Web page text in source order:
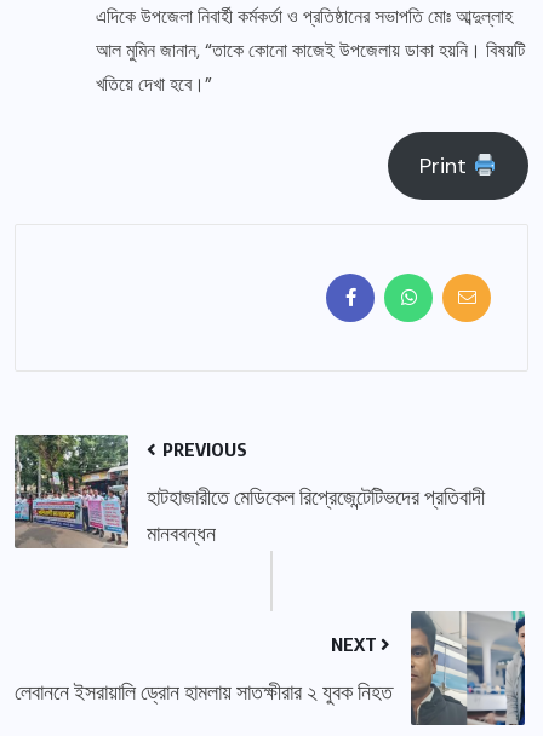
এদিকে উপজেলা নিবার্হী কর্মকর্তা ও প্রতিষ্ঠানের সভাপতি মোঃ আব্দুল্লাহ
আল মুমিন জানান, “তাকে কোনো কাজেই উপজেলায় ডাকা হয়নি। বিষয়টি
খতিয়ে দেখা হবে।”
Print
PREVIOUS
হাটহাজারীতে মেডিকেল রিপ্রেজেন্টেটিভদের প্রতিবাদী
মানববন্ধন
NEXT
লেবাননে ইসরায়ালি ড্রোন হামলায় সাতক্ষীরার ২ যুবক নিহত